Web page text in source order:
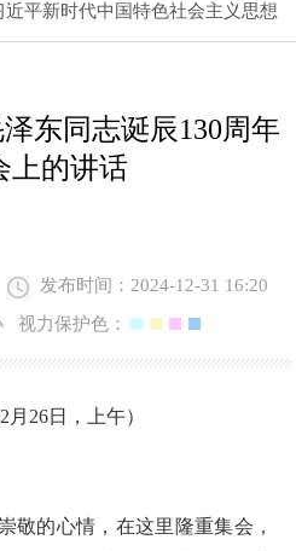
近平新时代中国特色社会主义思想
东同志诞辰130周年
上的讲话
发布时间：2024-12-31 16:20
视力保护色：
月26日，上午）
的心情，在这里隆重集会，